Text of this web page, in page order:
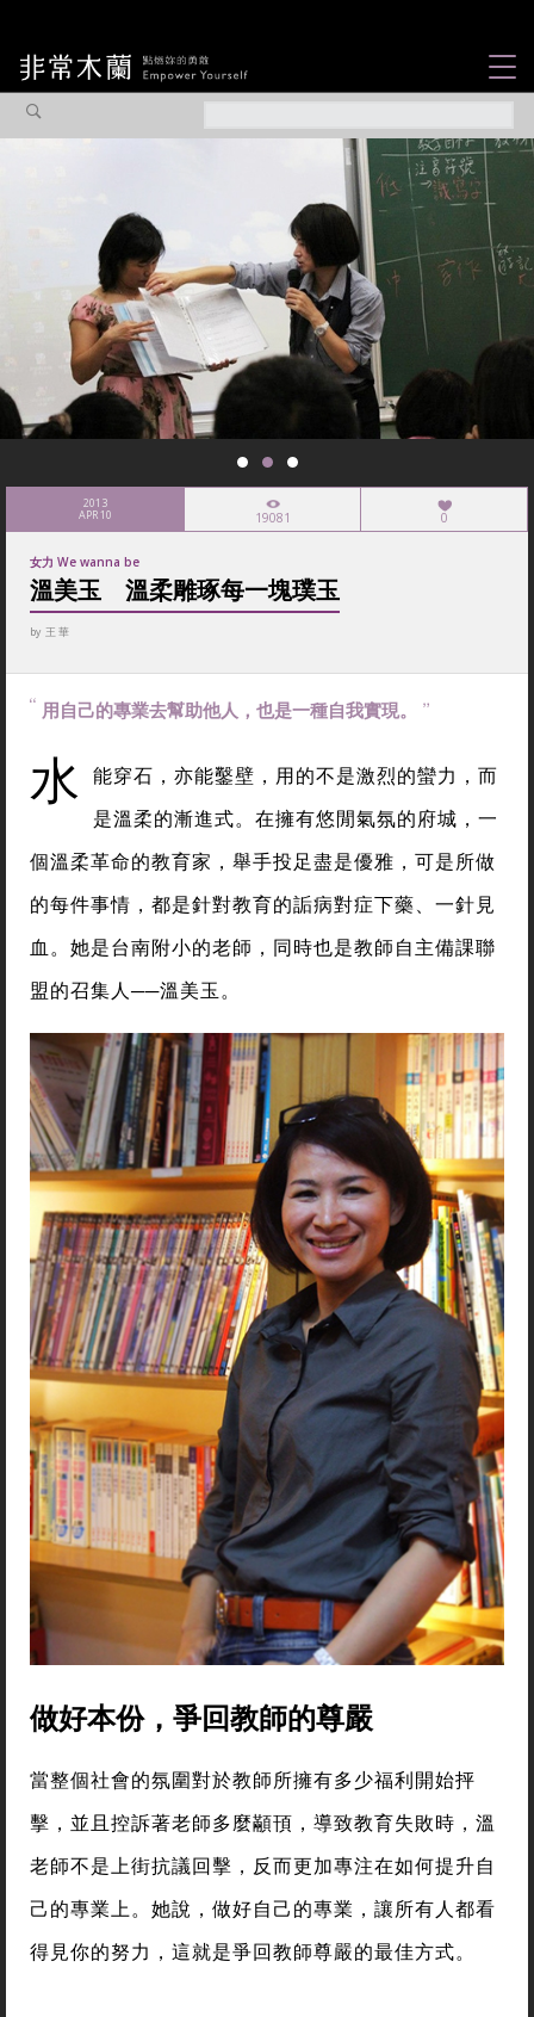
焦點企劃
社會企業
認識我們
2013
APR 10 19081 0
女力 We wanna be
溫美玉 溫柔雕琢每一塊璞玉
by 王 華
用自己的專業去幫助他人，也是一種自我實現。
水 能穿石，亦能鑿壁，用的不是激烈的蠻力，而
是溫柔的漸進式。在擁有悠閒氣氛的府城，一
個溫柔革命的教育家，舉手投足盡是優雅，可是所做
的每件事情，都是針對教育的詬病對症下藥、一針見
血。她是台南附小的老師，同時也是教師自主備課聯
盟的召集人──溫美玉。
做好本份，爭回教師的尊嚴
當整個社會的氛圍對於教師所擁有多少福利開始抨
擊，並且控訴著老師多麼顢頇，導致教育失敗時，溫
老師不是上街抗議回擊，反而更加專注在如何提升自
己的專業上。她說，做好自己的專業，讓所有人都看
得見你的努力，這就是爭回教師尊嚴的最佳方式。